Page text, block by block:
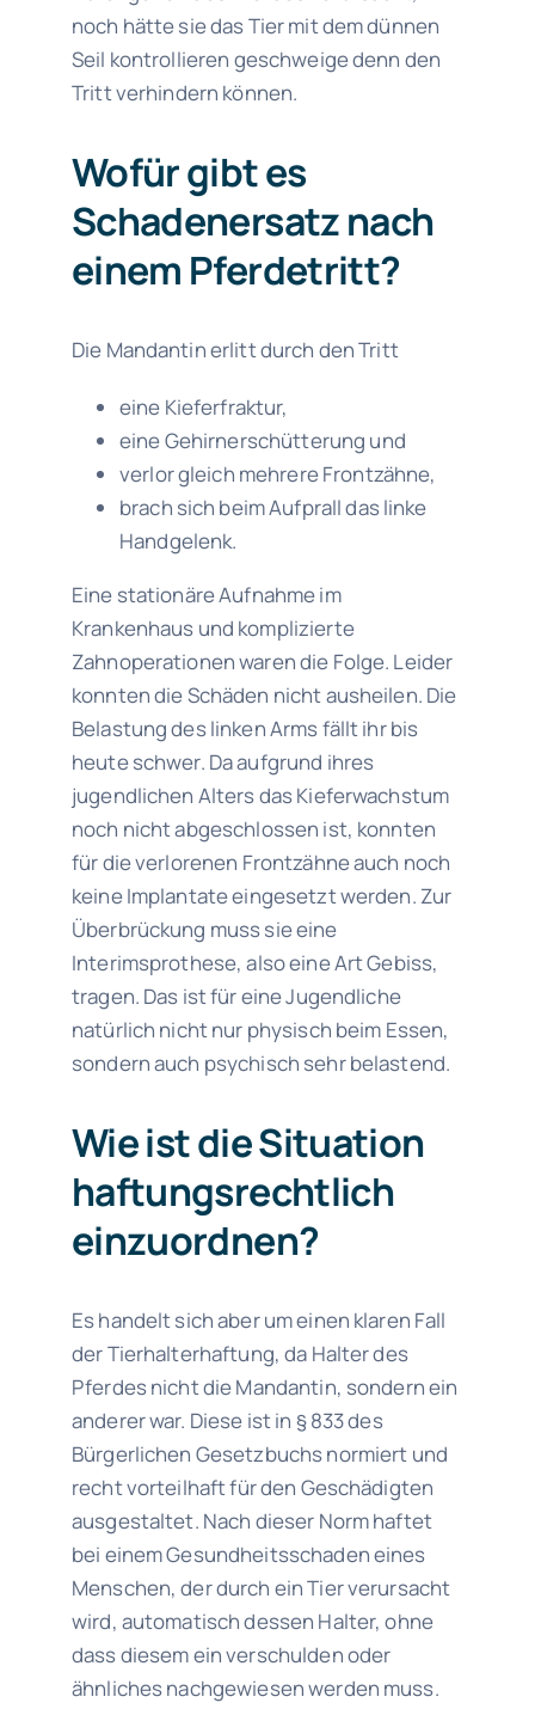
noch hätte sie das Tier mit dem dünnen
Seil kontrollieren geschweige denn den
Tritt verhindern können.
Wofür gibt es
Schadenersatz nach
einem Pferdetritt?
Die Mandantin erlitt durch den Tritt
eine Kieferfraktur,
eine Gehirnerschütterung und
verlor gleich mehrere Frontzähne,
brach sich beim Aufprall das linke
Handgelenk.
Eine stationäre Aufnahme im
Krankenhaus und komplizierte
Zahnoperationen waren die Folge. Leider
konnten die Schäden nicht ausheilen. Die
Belastung des linken Arms fällt ihr bis
heute schwer. Da aufgrund ihres
jugendlichen Alters das Kieferwachstum
noch nicht abgeschlossen ist, konnten
für die verlorenen Frontzähne auch noch
keine Implantate eingesetzt werden. Zur
Überbrückung muss sie eine
Interimsprothese, also eine Art Gebiss,
tragen. Das ist für eine Jugendliche
natürlich nicht nur physisch beim Essen,
sondern auch psychisch sehr belastend.
Wie ist die Situation
haftungsrechtlich
einzuordnen?
Es handelt sich aber um einen klaren Fall
der Tierhalterhaftung, da Halter des
Pferdes nicht die Mandantin, sondern ein
anderer war. Diese ist in § 833 des
Bürgerlichen Gesetzbuchs normiert und
recht vorteilhaft für den Geschädigten
ausgestaltet. Nach dieser Norm haftet
bei einem Gesundheitsschaden eines
Menschen, der durch ein Tier verursacht
wird, automatisch dessen Halter, ohne
dass diesem ein verschulden oder
ähnliches nachgewiesen werden muss.